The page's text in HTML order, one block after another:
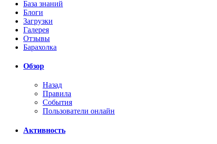
База знаний
Блоги
Загрузки
Галерея
Отзывы
Барахолка
Обзор
Назад
Правила
События
Пользователи онлайн
Активность